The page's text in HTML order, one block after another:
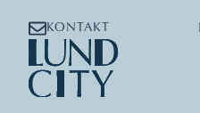
KONTAKT